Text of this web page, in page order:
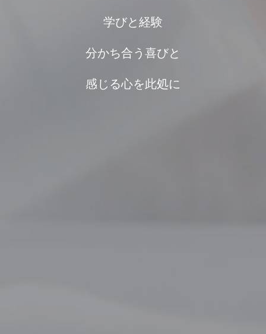
学びと経験
分かち合う喜びと
感じる心を此処に